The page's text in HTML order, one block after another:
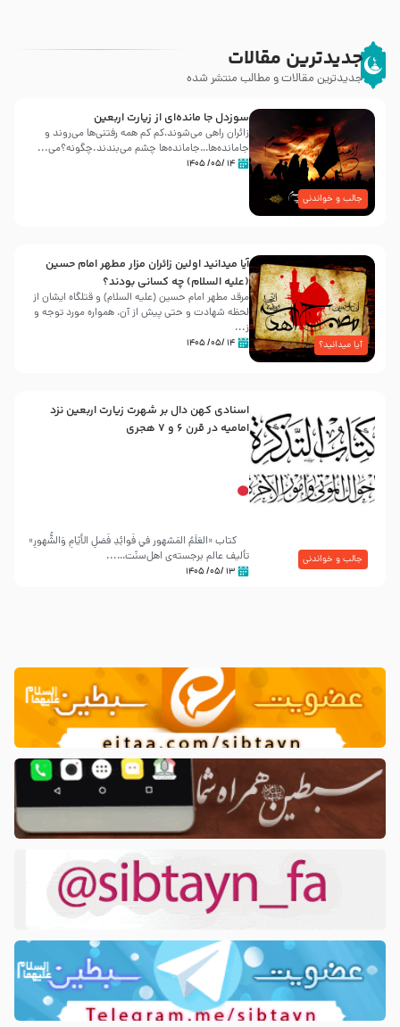
جدیدترین مقالات
جدیدترین مقالات و مطالب منتشر شده
جالب و خواندنی
سوزدل جا مانده‌ای از زیارت اربعین
زائران راهی می‌شوند،کم‌ کم همه رفتنی‌ها می‌روند و
جامانده‌ها…جامانده‌ها چشم می‌بندند.چگونه؟می‌...
۱۴ /۰۵/ ۱۴۰۵
آیا میدانید؟
آیا میدانید اولین زائران مزار مطهر امام حسین
(علیه السلام) چه کسانی بودند؟
مرقد مطهر امام حسین (علیه السلام) و قتلگاه ایشان از
لحظه شهادت و حتی پیش از آن، همواره مورد توجه و
ز...
۱۴ /۰۵/ ۱۴۰۵
جالب و خواندنی
اسنادی کهن دال بر شهرت زیارت اربعین نزد
امامیه در قرن ۶ و ۷ هجری
کتاب «العَلَمُ المَشهور في فَوائِدِ فَضلِ الأيّامِ وَالشُّهورِ»
تألیف عالم برجسته‌ی اهل‌سنّت…...
۱۳ /۰۵/ ۱۴۰۵